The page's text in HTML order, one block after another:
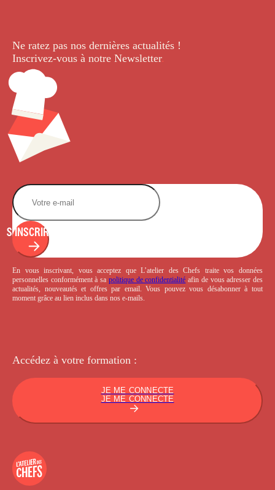
Ne ratez pas nos dernières actualités !
Inscrivez-vous à notre Newsletter.
S'INSCRIRE
En vous inscrivant, vous acceptez que L’atelier des Chefs traite vos données
personnelles conformément à sa politique de confidentialité afin de vous adresser des
actualités, nouveautés et offres par email. Vous pouvez vous désabonner à tout
moment grâce au lien inclus dans nos e-mails.
Accédez à votre formation :
JE ME CONNECTE
JE ME CONNECTE